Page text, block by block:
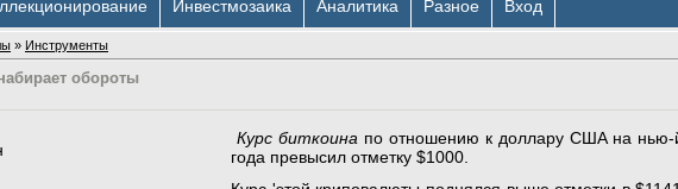
Инвестмозаика Аналитика Разное Вход
» Инструменты
обороты
Курс биткоинапо отношению к доллару США на нью-
года превысил отметку $1000.